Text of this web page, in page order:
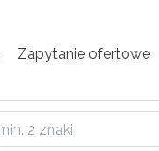
Zapytanie ofertowe